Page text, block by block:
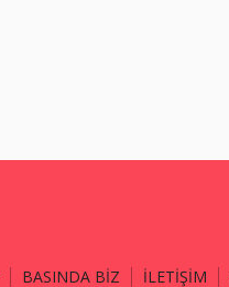
BASINDA BİZ İLETİŞİM